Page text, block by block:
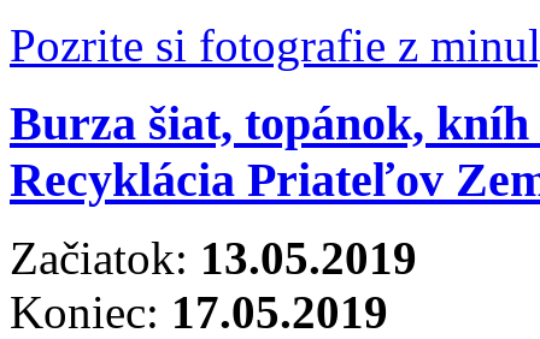
Pozrite si fotografie z
Burza šiat, topánok,
Recyklácia Priateľov
Začiatok: 13.05.2019
Koniec: 17.05.2019